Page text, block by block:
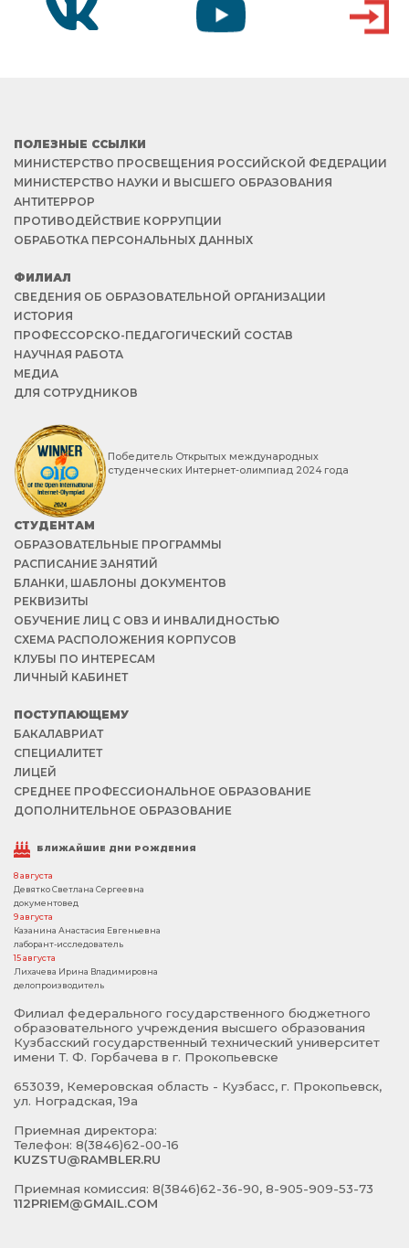
ПОЛЕЗНЫЕ ССЫЛКИ
МИНИСТЕРСТВО ПРОСВЕЩЕНИЯ РОССИЙСКОЙ ФЕДЕРАЦИИ
МИНИСТЕРСТВО НАУКИ И ВЫСШЕГО ОБРАЗОВАНИЯ
АНТИТЕРРОР
ПРОТИВОДЕЙСТВИЕ КОРРУПЦИИ
ОБРАБОТКА ПЕРСОНАЛЬНЫХ ДАННЫХ
ФИЛИАЛ
СВЕДЕНИЯ ОБ ОБРАЗОВАТЕЛЬНОЙ ОРГАНИЗАЦИИ
ИСТОРИЯ
ПРОФЕССОРСКО-ПЕДАГОГИЧЕСКИЙ СОСТАВ
НАУЧНАЯ РАБОТА
МЕДИА
ДЛЯ СОТРУДНИКОВ
Победитель Открытых международных
студенческих Интернет-олимпиад 2024 года
СТУДЕНТАМ
ОБРАЗОВАТЕЛЬНЫЕ ПРОГРАММЫ
РАСПИСАНИЕ ЗАНЯТИЙ
БЛАНКИ, ШАБЛОНЫ ДОКУМЕНТОВ
РЕКВИЗИТЫ
ОБУЧЕНИЕ ЛИЦ С ОВЗ И ИНВАЛИДНОСТЬЮ
СХЕМА РАСПОЛОЖЕНИЯ КОРПУСОВ
КЛУБЫ ПО ИНТЕРЕСАМ
ЛИЧНЫЙ КАБИНЕТ
ПОСТУПАЮЩЕМУ
БАКАЛАВРИАТ
СПЕЦИАЛИТЕТ
ЛИЦЕЙ
СРЕДНЕЕ ПРОФЕССИОНАЛЬНОЕ ОБРАЗОВАНИЕ
ДОПОЛНИТЕЛЬНОЕ ОБРАЗОВАНИЕ
БЛИЖАЙШИЕ ДНИ РОЖДЕНИЯ
8 августа
Девятко Светлана Сергеевна
документовед
9 августа
Казанина Анастасия Евгеньевна
лаборант-исследователь
15 августа
Лихачева Ирина Владимировна
делопроизводитель
Филиал федерального государственного бюджетного
образовательного учреждения высшего образования
Кузбасский государственный технический университет
имени Т. Ф. Горбачева в г. Прокопьевске
653039, Кемеровская область - Кузбасс, г. Прокопьевск,
ул. Ноградская, 19а
Приемная директора:
Телефон: 8(3846)62-00-16
KUZSTU@RAMBLER.RU
Приемная комиссия: 8(3846)62-36-90, 8-905-909-53-73
112PRIEM@GMAIL.COM